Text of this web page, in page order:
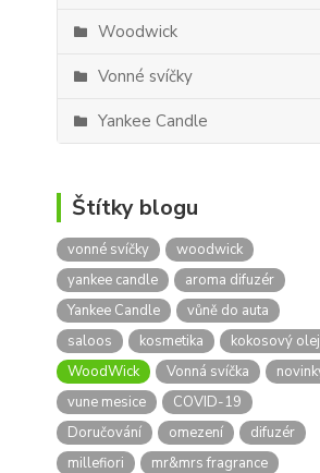
Woodwick
Vonné svíčky
Yankee Candle
Štítky blogu
vonné svíčky
woodwick
yankee candle
aroma difuzér
Yankee Candle
vůně do auta
saloos
kosmetika
kokosový olej
WoodWick
Vonná svíčka
vune mesice
COVID-19
Doručování
omezení
difuzér
millefiori
mr&mrs fragrance